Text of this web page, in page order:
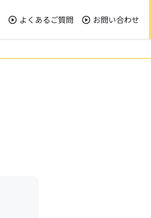
よくあるご質問 お問い合わせ